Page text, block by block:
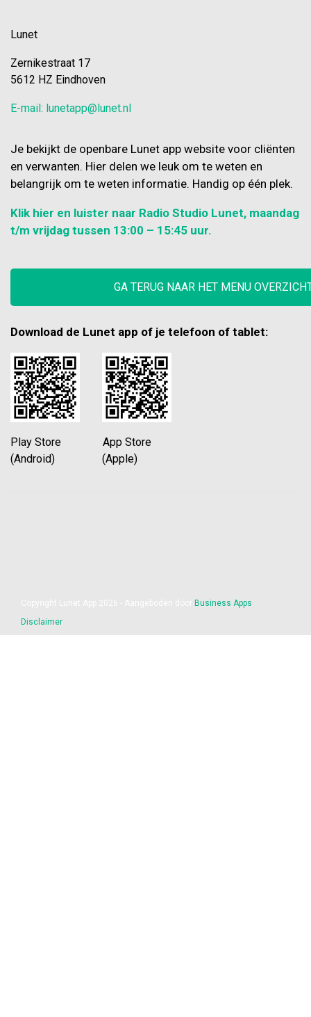
Lunet
Zernikestraat 17
5612 HZ Eindhoven
E-mail: lunetapp@lunet.nl
Je bekijkt de openbare Lunet app website voor cliënten
en verwanten. Hier delen we leuk om te weten en
belangrijk om te weten informatie. Handig op één plek.
Klik hier en luister naar Radio Studio Lunet, maandag
t/m vrijdag tussen 13:00 – 15:45 uur.
GA TERUG NAAR HET MENU
Download de Lunet app of je telefoon of tablet:
Play Store App Store
(Android) (Apple)
Business Apps
Disclaimer